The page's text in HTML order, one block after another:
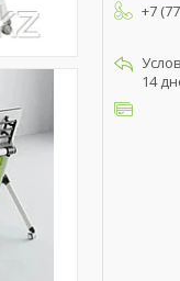
+7
14